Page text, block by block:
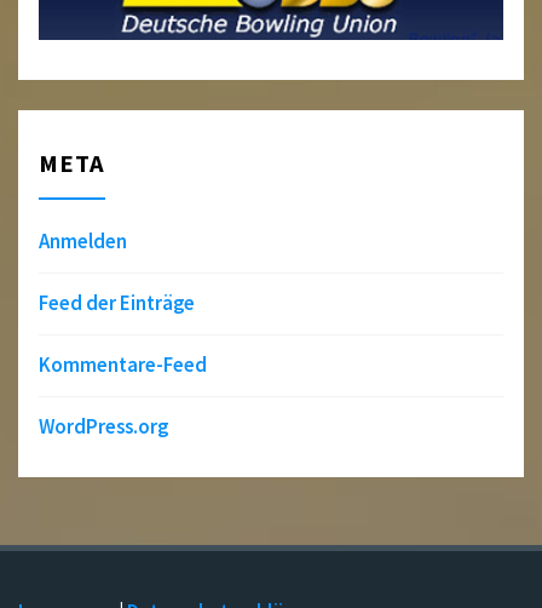
META
Anmelden
Feed der Einträge
Kommentare-Feed
WordPress.org